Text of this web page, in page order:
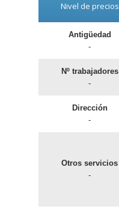
Nivel de precios
Antigüedad
-
Nº trabajadores
-
Dirección
-
Otros servicios
-